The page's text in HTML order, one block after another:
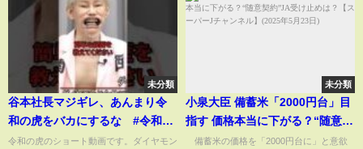
未分類
谷本社長マジギレ、あんまり令
和の虎をバカにするな #令和の
虎 #shorts
令和の虎のショート動画です。ダイヤモン
未分類
小泉大臣 備蓄米「2000円台」目
指す 価格本当に下がる？“随意契
約”JA受け止めは？【スーパーJ
備蓄米の価格を「2000円台に」と意欲